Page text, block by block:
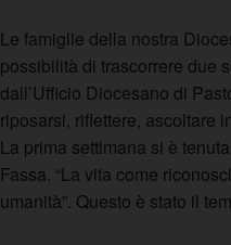
Le famiglie della nostra
possibilità di trascorrere due
dall’Ufficio Diocesano di
riposarsi, riflettere, ascoltare
La prima settimana si è
Fassa. “La vita come
umanità”. Questo è stato il